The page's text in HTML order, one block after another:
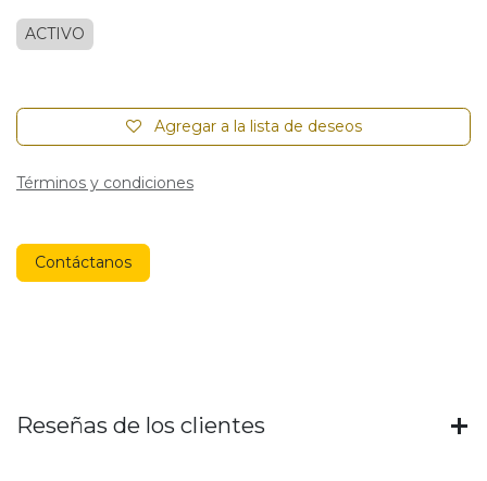
ACTIVO
Agregar a la lista de deseos
Términos y condiciones
Contáctanos
Reseñas de los clientes